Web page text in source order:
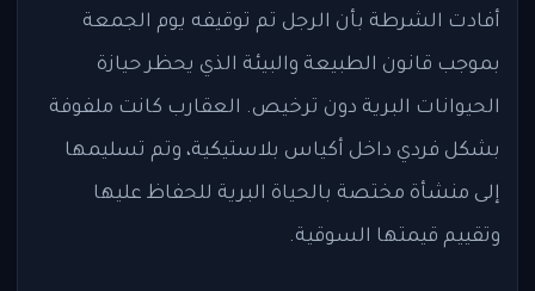
أفادت الشرطة بأن الرجل تم توقيفه يوم الجمعة
بموجب قانون الطبيعة والبيئة الذي يحظر حيازة
الحيوانات البرية دون ترخيص. العقارب كانت ملفوفة
بشكل فردي داخل أكياس بلاستيكية، وتم تسليمها
إلى منشأة مختصة بالحياة البرية للحفاظ عليها
وتقييم قيمتها السوقية.